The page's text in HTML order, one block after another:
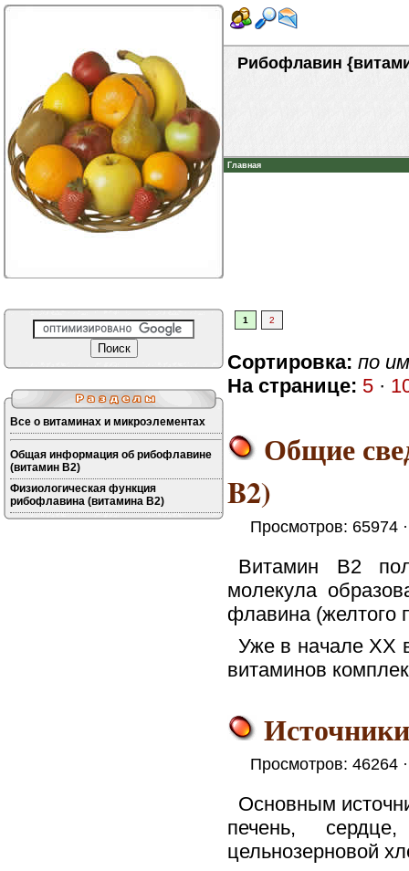
Рибофлавин
Главная
Все о витаминах и микроэлементах
Общая информация об рибофлавине
(витамин B2)
Физиологическая функция
рибофлавина (витамина B2)
1 2
Сортировка: по
На странице: 5 ·
Общие
B2)
Просмотров: 65974
Витамин B2
молекула
флавина (желтого
Уже в начале ХХ
витаминов
Просмотров: 46264
Основным
печень,
цельнозерновой